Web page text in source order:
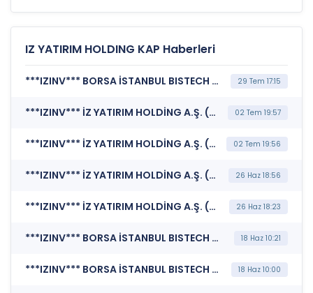
IZ YATIRIM HOLDING KAP Haberleri
***IZINV*** BORSA İSTANBUL BISTECH DEVRE KESİCİ UYGULAMASI (Pay Bazında Devre Kesici Bildirimi) 29 Tem 17:15
***IZINV*** İZ YATIRIM HOLDİNG A.Ş. (Bağımsız Denetim Kuruluşunun Belirlenmesi) 02 Tem 19:57
***IZINV*** İZ YATIRIM HOLDİNG A.Ş. (Genel Kurul İşlemlerine İlişkin Bildirim) 02 Tem 19:56
***IZINV*** İZ YATIRIM HOLDİNG A.Ş. (Kar Payı Dağıtım İşlemlerine İlişkin Bildirim) 26 Haz 18:56
***IZINV*** İZ YATIRIM HOLDİNG A.Ş. (Genel Kurul İşlemlerine İlişkin Bildirim) 26 Haz 18:23
***IZINV*** BORSA İSTANBUL BISTECH DEVRE KESİCİ UYGULAMASI (Pay Bazında Devre Kesici Bildirimi) 18 Haz 10:21
***IZINV*** BORSA İSTANBUL BISTECH DEVRE KESİCİ UYGULAMASI (Pay Bazında Devre Kesici Bildirimi) 18 Haz 10:00